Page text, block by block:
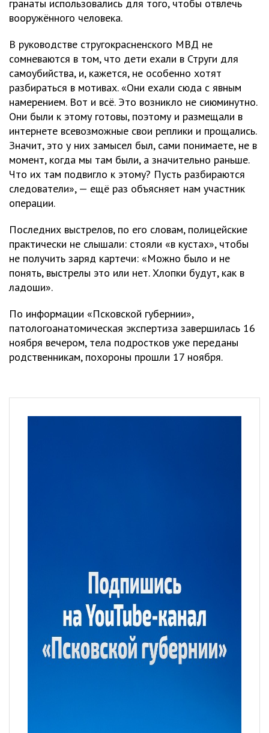
гранаты использовались для того, чтобы отвлечь
вооружённого человека.
В руководстве стругокрасненского МВД не
сомневаются в том, что дети ехали в Струги для
самоубийства, и, кажется, не особенно хотят
разбираться в мотивах. «Они ехали сюда с явным
намерением. Вот и всё. Это возникло не сиюминутно.
Они были к этому готовы, поэтому и размещали в
интернете всевозможные свои реплики и прощались.
Значит, это у них замысел был, сами понимаете, не в
момент, когда мы там были, а значительно раньше.
Что их там подвигло к этому? Пусть разбираются
следователи», — ещё раз объясняет нам участник
операции.
Последних выстрелов, по его словам, полицейские
практически не слышали: стояли «в кустах», чтобы
не получить заряд картечи: «Можно было и не
понять, выстрелы это или нет. Хлопки будут, как в
ладоши».
По информации «Псковской губернии»,
патологоанатомическая экспертиза завершилась 16
ноября вечером, тела подростков уже переданы
родственникам, похороны прошли 17 ноября.